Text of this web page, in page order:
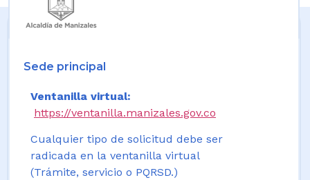
Sede principal
Ventanilla virtual:
https://ventanilla.manizales.gov.co
Cualquier tipo de solicitud debe ser
radicada en la ventanilla virtual
(Trámite, servicio o PQRSD.)